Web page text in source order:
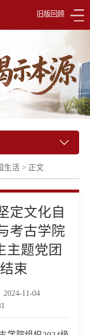
旧版回顾
生活 > 正文
定文化自
考古学院
主题党团
束
11-04